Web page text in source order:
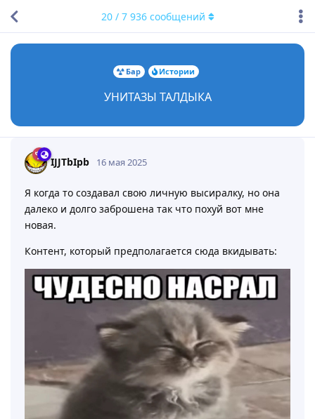
Бар Истории
УНИТАЗЫ ТАЛДЫКА
20/ 7 936сообщений
IJJTbIpb 16 мая 2025
Я когда то создавал свою личную высиралку, но она
далеко и долго заброшена так что похуй вот мне
новая.
Контент, который предполагается сюда вкидывать: